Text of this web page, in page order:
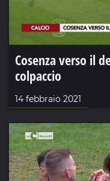
Cosenza verso il
colpaccio
14 febbraio 2021